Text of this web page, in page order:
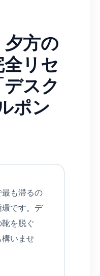
方の
リセ
スク
ポン
も滞るの
です。デ
を脱ぐ
いませ